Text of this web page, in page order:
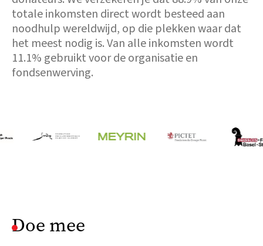
totale inkomsten direct wordt besteed aan
noodhulp wereldwijd, op die plekken waar dat
het meest nodig is. Van alle inkomsten wordt
11.1% gebruikt voor de organisatie en
fondsenwerving.
Doe mee